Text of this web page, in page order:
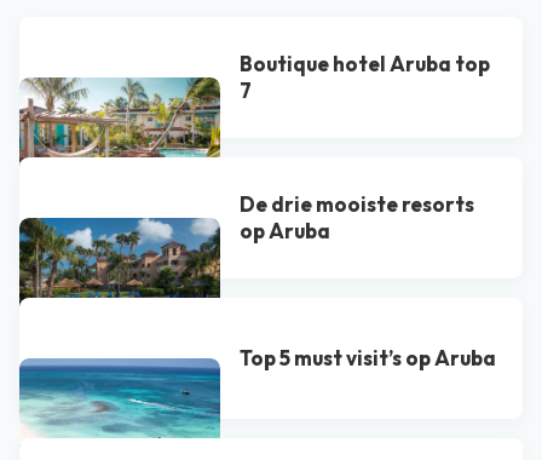
Boutique hotel Aruba top
7
De drie mooiste resorts
op Aruba
Top 5 must visit’s op Aruba